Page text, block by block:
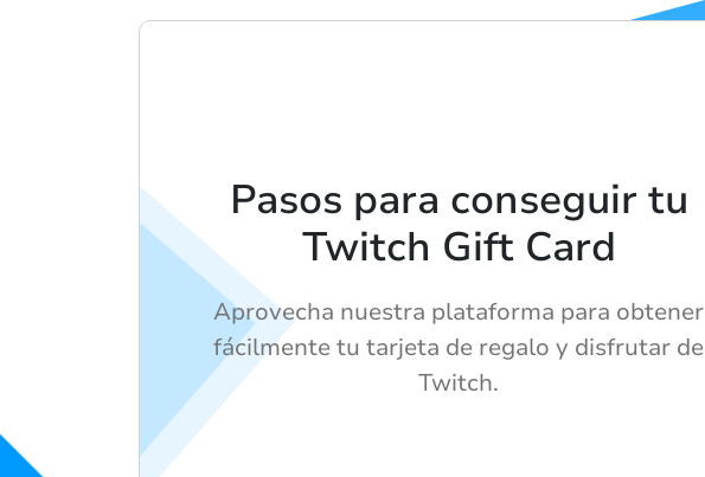
Pasos para conseguir tu
Twitch Gift Card
Aprovecha nuestra plataforma para obtener
fácilmente tu tarjeta de regalo y disfrutar de
Twitch.